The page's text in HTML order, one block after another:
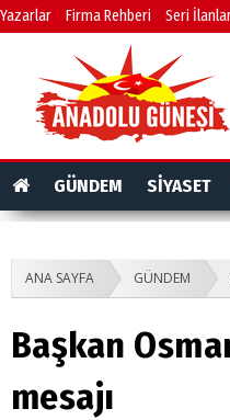
Yazarlar Firma Rehberi Seri
GÜNDEM SİYASET
ANA SAYFA GÜNDEM
Başkan
mesajı